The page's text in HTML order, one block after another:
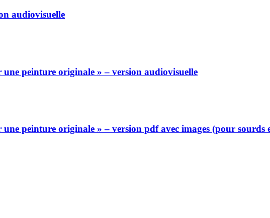
audiovisuelle
peinture originale » – version audiovisuelle
peinture originale » – version pdf avec images (pour sourds